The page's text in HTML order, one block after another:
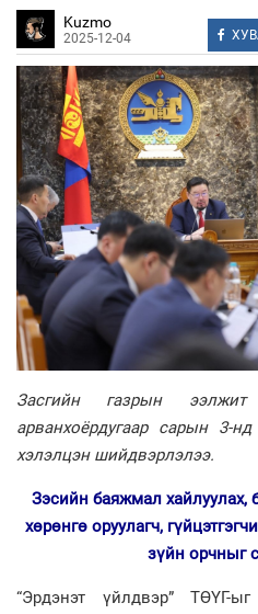
Kuzmo
2025-12-04
Засгийн газрын
арванхоёрдугаар сарын 3-
хэлэлцэн шийдвэрлэлээ.
Зэсийн баяжмал хайлуулах,
хөрөнгө оруулагч,
зүйн орчныг
“Эрдэнэт үйлдвэр” ТӨҮГ-